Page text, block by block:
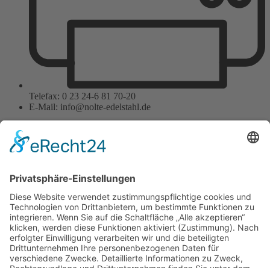
Telefax: 0 23 24-6 81 70-20
E-Mail: info@nolte-edelstahl.de
Wir benötigen Ihre
Google Maps-Service zu
Wir verwenden einen Service eines
Drittanbieters, um Karteninhalte
einzubetten. Dieser Service kann
Daten zu Ihren Aktivitäten